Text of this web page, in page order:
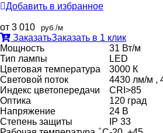
Добавить в избранное
от 3 010 руб./м
ЗаказатьЗаказать в 1 клик
Мощность
31 Вт/м
Тип лампы
LED
Цветовая температура
3000 К
Световой поток
4430 лм/м ,
Индекс цветопередачи
CRI>85
Оптика
120 град
Напряжение
24 В
Степень защиты
IP 33